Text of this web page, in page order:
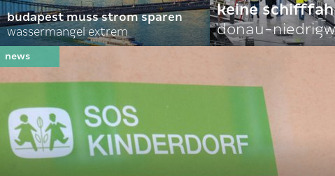
budapest muss strom sparen
wassermangel extrem
keine
donau-